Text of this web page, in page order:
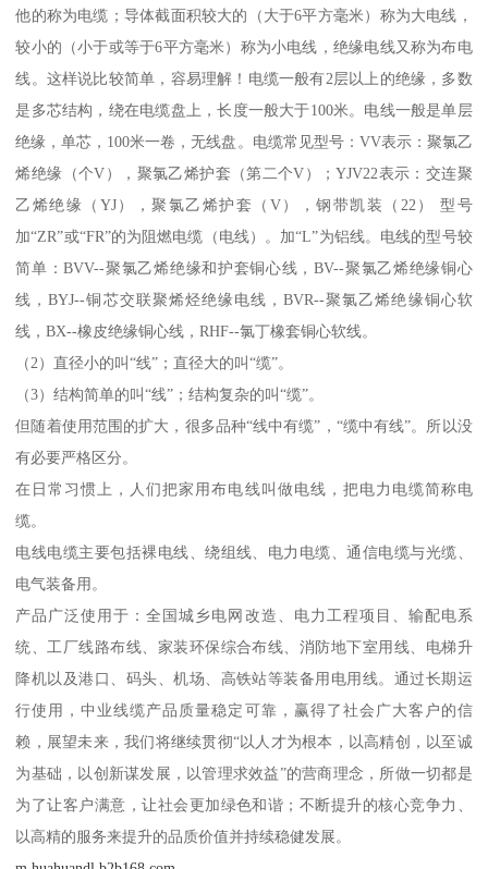
他的称为电缆；导体截面积较大的（大于6平方毫米）称为大电线，
较小的（小于或等于6平方毫米）称为小电线，绝缘电线又称为布电
线。这样说比较简单，容易理解！电缆一般有2层以上的绝缘，多数
是多芯结构，绕在电缆盘上，长度一般大于100米。电线一般是单层
绝缘，单芯，100米一卷，无线盘。电缆常见型号：VV表示：聚氯乙
烯绝缘（个V），聚氯乙烯护套（第二个V）；YJV22表示：交连聚
乙烯绝缘（YJ），聚氯乙烯护套（V），钢带凯装（22） 型号
加“ZR”或“FR”的为阻燃电缆（电线）。加“L”为铝线。电线的型号较
简单：BVV--聚氯乙烯绝缘和护套铜心线，BV--聚氯乙烯绝缘铜心
线，BYJ--铜芯交联聚烯烃绝缘电线，BVR--聚氯乙烯绝缘铜心软
线，BX--橡皮绝缘铜心线，RHF--氯丁橡套铜心软线。
（2）直径小的叫“线”；直径大的叫“缆”。
（3）结构简单的叫“线”；结构复杂的叫“缆”。
但随着使用范围的扩大，很多品种“线中有缆”，“缆中有线”。所以没
有必要严格区分。
在日常习惯上，人们把家用布电线叫做电线，把电力电缆简称电
缆。
电线电缆主要包括裸电线、绕组线、电力电缆、通信电缆与光缆、
电气装备用。
产品广泛使用于：全国城乡电网改造、电力工程项目、输配电系
统、工厂线路布线、家装环保综合布线、消防地下室用线、电梯升
降机以及港口、码头、机场、高铁站等装备用电用线。通过长期运
行使用，中业线缆产品质量稳定可靠，赢得了社会广大客户的信
赖，展望未来，我们将继续贯彻“以人才为根本，以高精创，以至诚
为基础，以创新谋发展，以管理求效益”的营商理念，所做一切都是
为了让客户满意，让社会更加绿色和谐；不断提升的核心竞争力、
以高精的服务来提升的品质价值并持续稳健发展。